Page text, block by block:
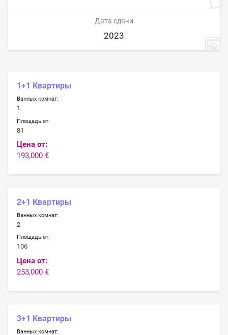
Дата сдачи
2023
1+1 Квартиры
Ванных комнат:
1
Площадь от:
81
Цена от:
193,000 €
2+1 Квартиры
Ванных комнат:
2
Площадь от:
106
Цена от:
253,000 €
3+1 Квартиры
Ванных комнат: